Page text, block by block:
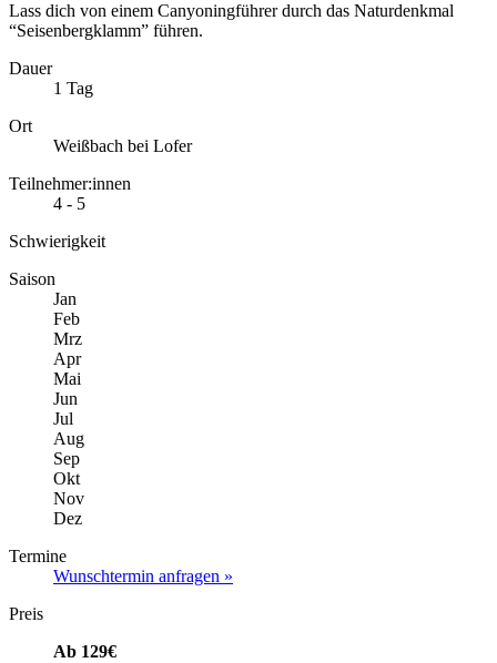
Lass dich von einem Canyoningführer durch das Naturdenkmal
“Seisenbergklamm” führen.
Dauer
1 Tag
Ort
Weißbach bei Lofer
Teilnehmer:innen
4 - 5
Schwierigkeit
Saison
Jan
Feb
Mrz
Apr
Mai
Jun
Jul
Aug
Sep
Okt
Nov
Dez
Termine
Wunschtermin anfragen »
Preis
Ab 129€